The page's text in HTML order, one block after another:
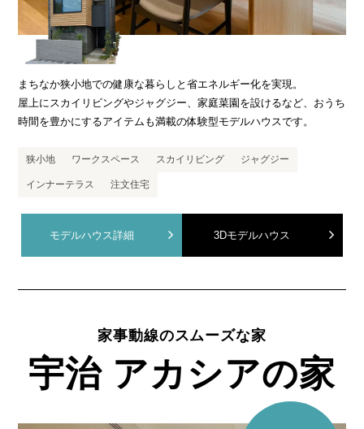
まちなか狭小地での健康な暮らしと省エネルギー化を実現。
屋上にスカイリビングやジャグジー、家庭菜園を設けるなど、おうち
時間を豊かにするアイテムも満載の体験型モデルハウスです。
狭小地 ワークスペース スカイリビング ジャグジー
インナーテラス 注文住宅
モデルハウス詳細 3Dモデルハウス
家事動線のスムーズな家
宇治 アカシアの家